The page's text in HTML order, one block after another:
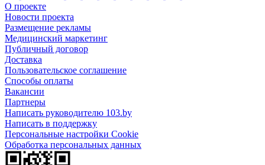
О проекте
Новости проекта
Размещение рекламы
Медицинский маркетинг
Публичный договор
Доставка
Пользовательское соглашение
Способы оплаты
Вакансии
Партнеры
Написать руководителю 103.by
Написать в поддержку
Персональные настройки Cookie
Обработка персональных данных